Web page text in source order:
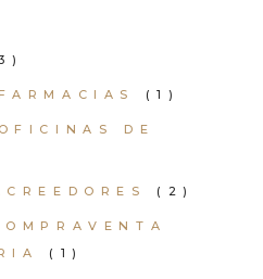
(1)
DE
(2)
(1)